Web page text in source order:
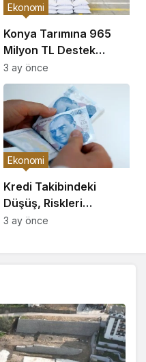
Konya Tarımına 965
Milyon TL Destek
Açıklaması
Ekonomi
3 ay önce
Kredi Takibindeki
Düşüş, Riskleri
Artırıyor!
Ekonomi
3 ay önce